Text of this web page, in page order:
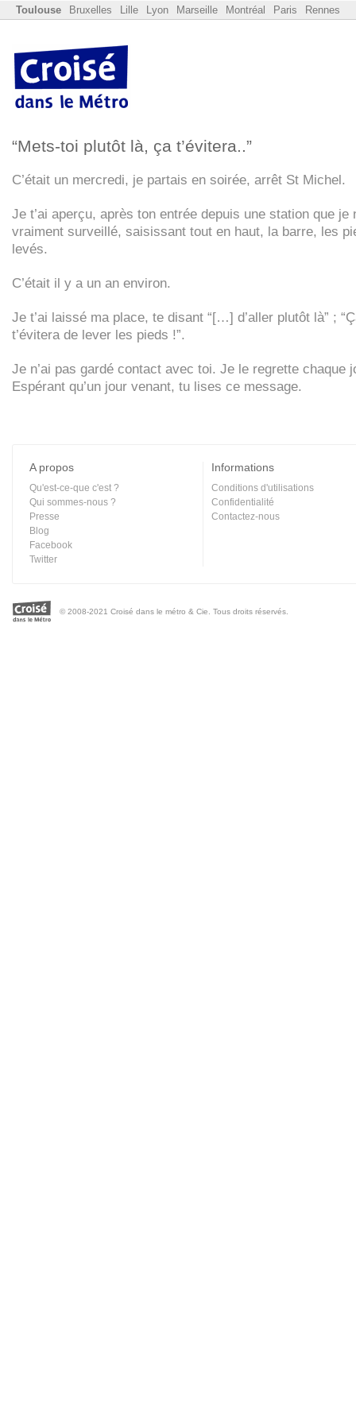
Toulouse Bruxelles Lille Lyon Marseille Montréal Paris Rennes
“Mets-toi plutôt là, ça t’évitera..”
C’était un mercredi, je partais en soirée, arrêt St Michel.
Je t’ai aperçu, après ton entrée depuis une station que je
vraiment surveillé, saisissant tout en haut, la barre, les
levés.
C’était il y a un an environ.
Je t’ai laissé ma place, te disant “[…] d’aller plutôt là” ;
t’évitera de lever les pieds !”.
Je n’ai pas gardé contact avec toi. Je le regrette chaque
Espérant qu’un jour venant, tu lises ce message.
A propos
Qu'est-ce-que c'est ?
Qui sommes-nous ?
Presse
Blog
Facebook
Twitter
Informations
Conditions d'utilisations
Confidentialité
Contactez-nous
© 2008-2021 Croisé dans le métro & Cie. Tous droits réservés.